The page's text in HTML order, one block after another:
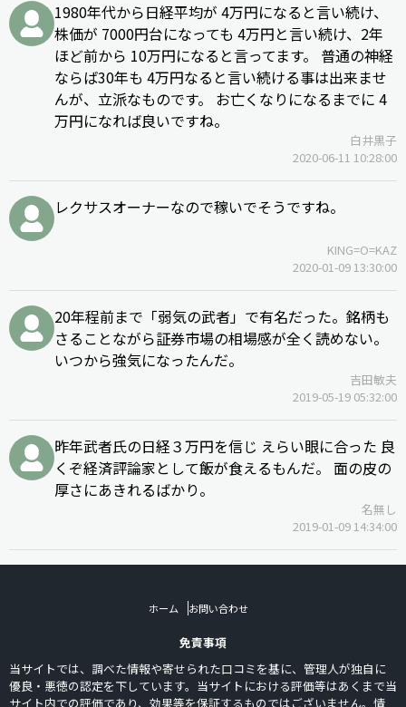
1980年代から日経平均が 4万円になると言い続け、
株価が 7000円台になっても 4万円と言い続け、2年
ほど前から 10万円になると言ってます。 普通の神経
ならば30年も 4万円なると言い続ける事は出来ませ
んが、立派なものです。 お亡くなりになるまでに 4
万円になれば良いですね。
白井黒子
2020-06-11 10:28:00
レクサスオーナーなので稼いでそうですね。
KING=O=KAZ
2020-01-09 13:30:00
20年程前まで「弱気の武者」で有名だった。銘柄も
さることながら証券市場の相場感が全く読めない。
いつから強気になったんだ。
吉田敏夫
2019-05-19 05:32:00
昨年武者氏の日経３万円を信じ えらい眼に合った 良
くぞ経済評論家として飯が食えるもんだ。 面の皮の
厚さにあきれるばかり。
名無し
2019-01-09 14:34:00
ホーム お問い合わせ
免責事項
当サイトでは、調べた情報や寄せられた口コミを基に、管理人が独自に
優良・悪徳の認定を下しています。当サイトにおける評価等はあくまで当
サイト内での評価であり、効果等を保証するものではございません。情